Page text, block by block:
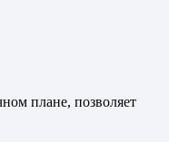
плане, позволяет